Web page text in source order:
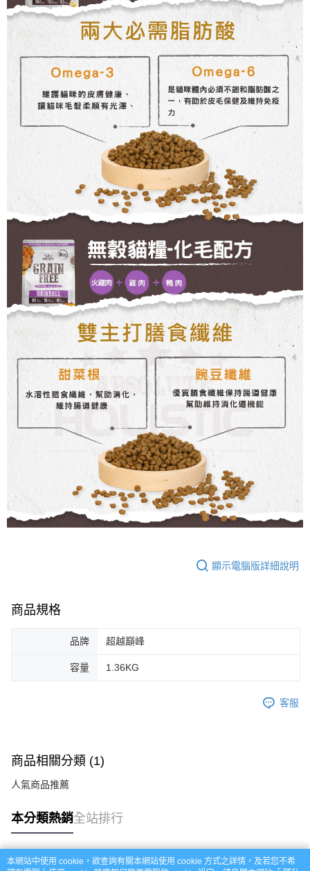
顯示電腦版詳細說明
商品規格
品牌 超越巔峰
容量 1.36KG
客服
商品相關分類 (1)
人氣商品推薦
本分類熱銷全站排行
本網站中使用 cookie，欲查詢有關本網站使用 cookie 方式之詳情，及若您不希